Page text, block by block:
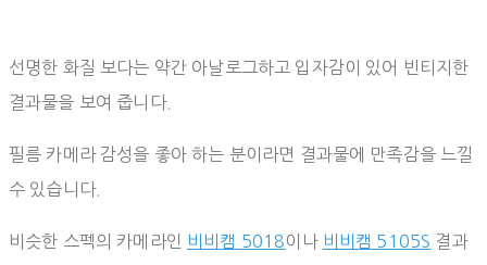
선명한 화질 보다는 약간 아날로그하고 입자감이 있어 빈티지한
결과물을 보여 줍니다.
필름 카메라 감성을 좋아 하는 분이라면 결과물에 만족감을 느낄
수 있습니다.
비슷한 스펙의 카메라인 비비캠 5018이나 비비캠 5105S 결과